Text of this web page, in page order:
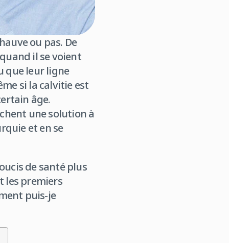
ou pas. De
il se voient
que leur ligne
si la calvitie est
âge.
une solution à
et en se
de santé plus
les premiers
puis-je